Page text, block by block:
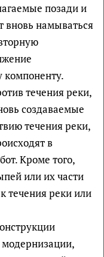
позади и
вновь намываться
компоненту.
течения реки,
создаваемые
течения реки,
в
Кроме того,
или их части
течения реки или
модернизации,